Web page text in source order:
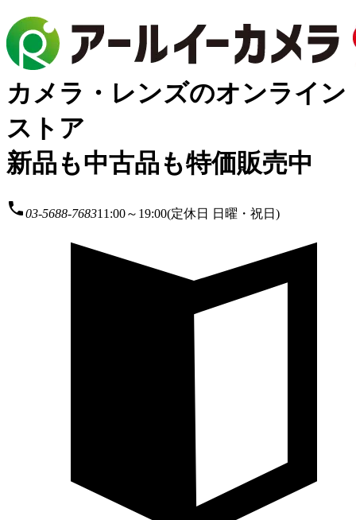
カメラ・レンズのオンライン
ストア
新品も中古品も特価販売中
local_phone03-5688-768311:00～19:00(定休日 日曜・祝日)